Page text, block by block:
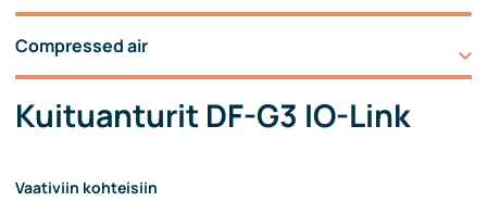
Compressed air
Kuituanturit DF-G3 IO-Link
Vaativiin kohteisiin